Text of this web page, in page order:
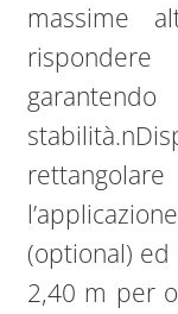
massime
(optional)
2,40 m per